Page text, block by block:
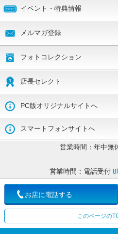
イベント・特典情報
メルマガ登録
フォトコレクション
店長セレクト
PC版オリジナルサイトへ
スマートフォンサイトへ
営業時間： 年中無
営業時間： 電話受付 8
お店に電話する
このページの